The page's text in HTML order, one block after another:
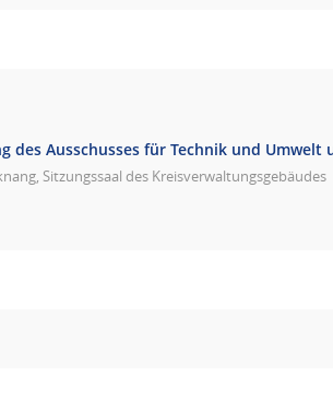
des Ausschusses für Technik und
Sitzungssaal des Kreisverwaltungsgebäudes